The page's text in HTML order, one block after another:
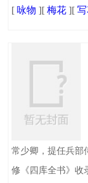
[ 咏物 ][梅花 ][
常少卿，提任兵部
修《四库全书》收